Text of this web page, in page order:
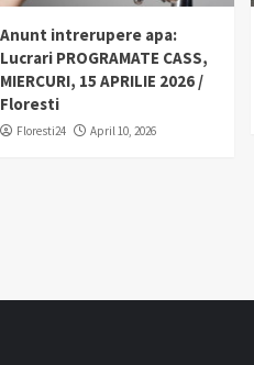
Anunt intrerupere apa:
Lucrari PROGRAMATE CASS,
MIERCURI, 15 APRILIE 2026 /
Floresti
Floresti24 April 10, 2026